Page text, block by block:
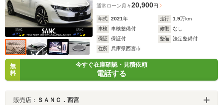
通常ローン 月々20,900円
年式 2021年 走行 1.9万km
車検
車検整備付 修復
なし
保証
保証付 整備
法定整備付
住所
兵庫県西宮市
無
料
今すぐ在庫確認・見積依頼
電話する
販売店： ＳＡＮＣ．西宮